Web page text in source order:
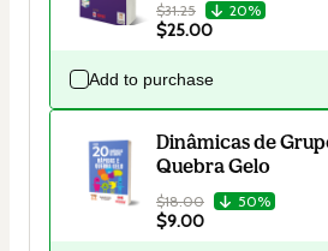
$31.25 20%
$25.00
Add to purchase
Dinâmicas de
Quebra Gelo
$18.00 50%
$9.00